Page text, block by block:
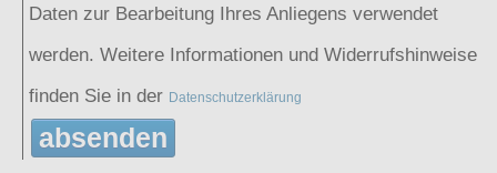
Daten zur Bearbeitung Ihres Anliegens verwendet
werden. Weitere Informationen und Widerrufshinweise
finden Sie in der Datenschutzerklärung
absenden